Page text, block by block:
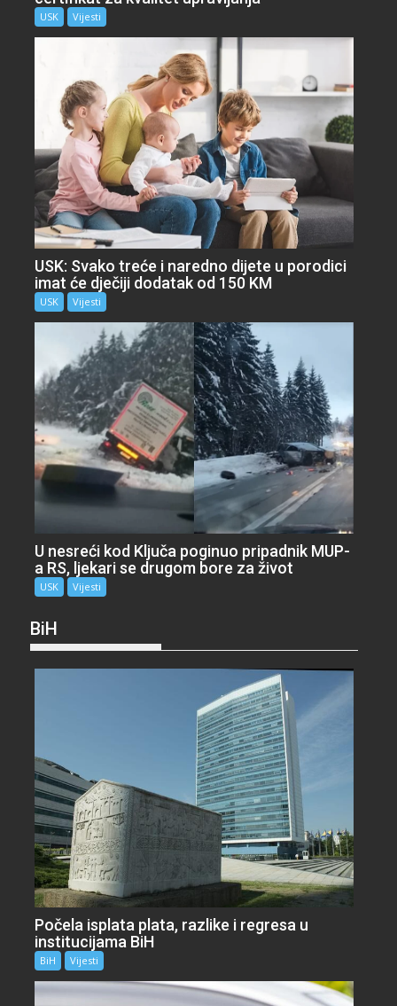
USK Vijesti
USK: Svako treće i naredno dijete u porodici
imat će dječiji dodatak od 150 KM
USK Vijesti
U nesreći kod Ključa poginuo pripadnik MUP-
a RS, ljekari se drugom bore za život
USK Vijesti
BiH
Počela isplata plata, razlike i regresa u
institucijama BiH
BiH Vijesti